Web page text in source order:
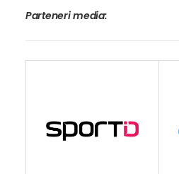
Parteneri media: